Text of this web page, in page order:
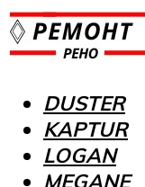
DUSTER
KAPTUR
LOGAN
MEGANE